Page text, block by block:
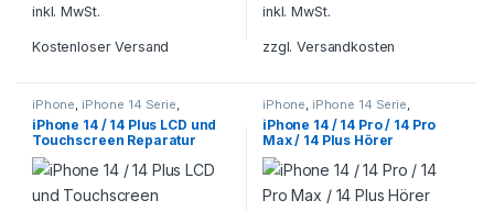
inkl. MwSt.
Kostenloser Versand
inkl. MwSt.
zzgl.Versandkosten
iPhone, iPhone 14 Serie,
Smartphone Reparatur
iPhone 14 / 14 Plus LCD und
Touchscreen Reparatur
iPhone, iPhone 14 Serie,
Smartphone Reparatur
iPhone 14 / 14 Pro / 14 Pro
Max / 14 Plus Hörer
Reparatur